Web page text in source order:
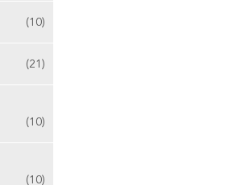
(10)
(21)
(10)
(10)